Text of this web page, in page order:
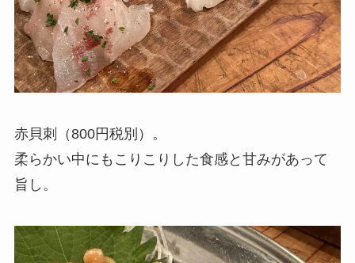
赤貝刺（800円税別）。
柔らかい中にもこりこりした食感と甘みがあって
旨し。